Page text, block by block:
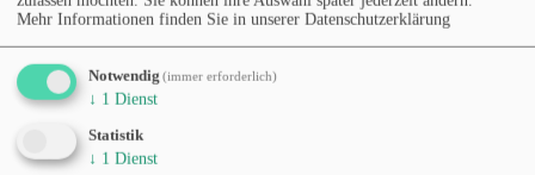
Mehr Informationen finden Sie in unserer Datenschutzerklärung
Notwendig (immer erforderlich)
↓ 1 Dienst
Statistik
↓ 1 Dienst